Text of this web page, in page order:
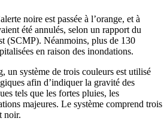
noire est passée à l’orange, et à
été annulés, selon un rapport du
(SCMP). Néanmoins, plus de 130
en raison des inondations.
un système de trois couleurs est utilisé
afin d’indiquer la gravité des
tels que les fortes pluies, les
majeures. Le système comprend trois
noir.